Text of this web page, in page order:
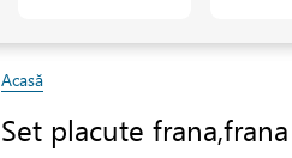
Acasă
Set placute